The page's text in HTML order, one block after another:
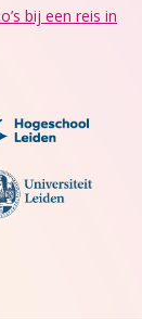
bij een reis in